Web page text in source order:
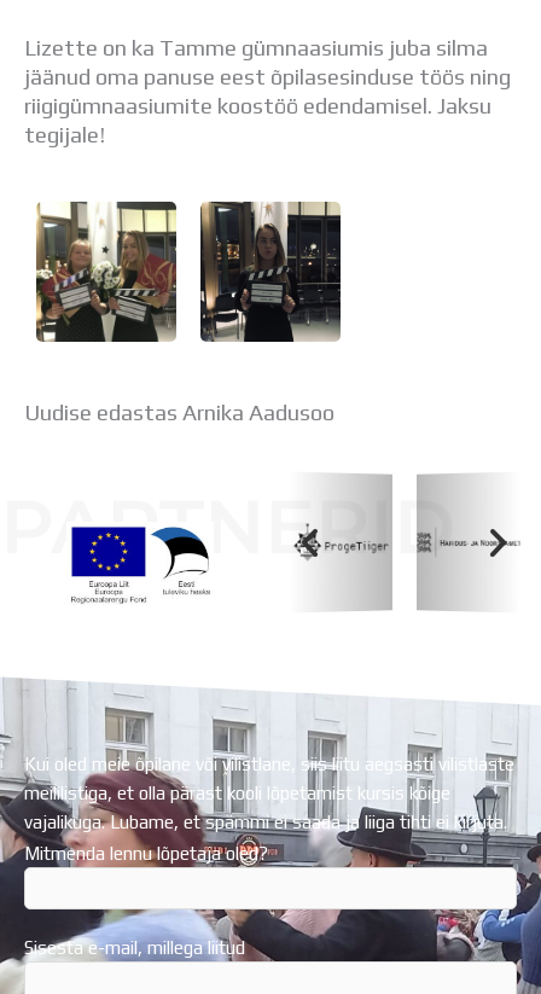
Sisseastumine
Meie kool
Dokumendid
Uudised
Toitlustamine
Virtuaaltuur
Õpilasesindus
Kontaktid
Tööpakkumised
Lizette on ka Tamme gümnaasiumis juba silma
jäänud oma panuse eest õpilasesinduse töös ning
riigigümnaasiumite koostöö edendamisel. Jaksu
tegijale!
Uudise edastas Arnika Aadusoo
PARTNERID
Kui oled meie õpilane või vilistlane, siis liitu aegsasti vilistlaste
meililistiga, et olla pärast kooli lõpetamist kursis kõige
vajalikuga. Lubame, et spämmi ei saada ja liiga tihti ei kirjuta.
Mitmenda lennu lõpetaja oled?
Sisesta e-mail, millega liitud